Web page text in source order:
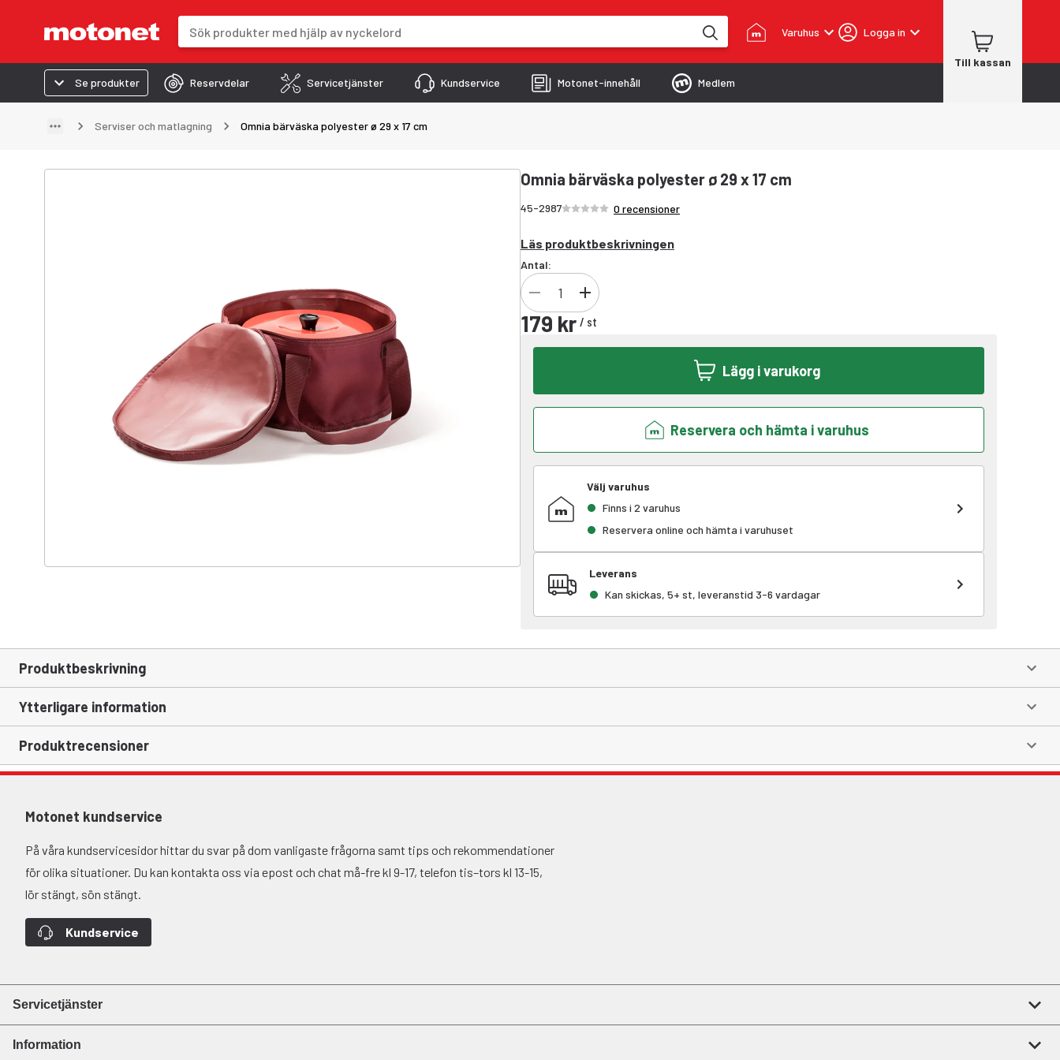
Varuhus Logga in
Till kassan
Se produkter
Reservdelar Servicetjänster Kundservice Motonet-innehåll Medlem
Serviser och matlagning Omnia bärväska polyester ø 29 x 17 cm
Omnia bärväska polyester ø 29 x 17 cm
45-2987Betyg /5 stjärnor
0 recensioner
Läs produktbeskrivningen
Antal:
179 kr / st
Lägg i varukorg
Reservera och hämta i varuhus
Välj varuhus
Finns i 2 varuhus
Reservera online och hämta i varuhuset
Leverans
Kan skickas, 5+ st, leveranstid 3-6 vardagar
Produktbeskrivning
Ytterligare information
Produktrecensioner
Motonet kundservice
På våra kundservicesidor hittar du svar på dom vanligaste frågorna samt tips och rekommendationer
för olika situationer. Du kan kontakta oss via epost och chat må-fre kl 9-17, telefon tis–tors kl 13-15,
lör stängt, sön stängt.
Kundservice
Servicetjänster
Information